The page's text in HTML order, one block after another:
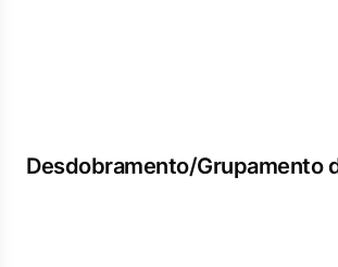
Desdobramento/Grupamento